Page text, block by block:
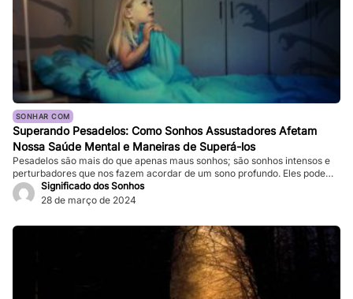
SONHAR COM
Superando Pesadelos: Como Sonhos Assustadores Afetam
Nossa Saúde Mental e Maneiras de Superá-los
Pesadelos são mais do que apenas maus sonhos; são sonhos intensos e
perturbadores que nos fazem acordar de um sono profundo. Eles podem
ser tão vívidos e assustadores que fazem nosso coração bater forte, e a
sensação de medo persiste mesmo depois de acordarmos. Enquanto
impactar significativamente nossa […]
Significado dos Sonhos
28 de março de 2024